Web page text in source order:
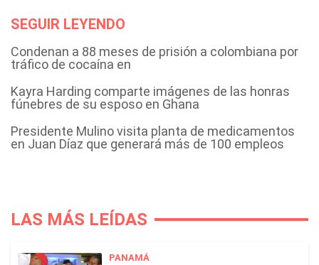
SEGUIR LEYENDO
Condenan a 88 meses de prisión a colombiana por
tráfico de cocaína en
Kayra Harding comparte imágenes de las honras
fúnebres de su esposo en Ghana
Presidente Mulino visita planta de medicamentos
en Juan Díaz que generará más de 100 empleos
LAS MÁS LEÍDAS
PANAMÁ